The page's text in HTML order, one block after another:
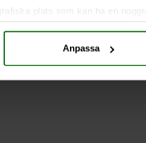
plats som kan ha en
skanna den för specifika
från cookie-förklaringen.
innehållet och annonserna
vidarebefordrar även sådana
Anpassa